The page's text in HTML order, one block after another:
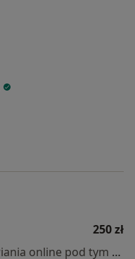
250 zł
Specjalista nie oferuje umawiania online pod tym adresem.